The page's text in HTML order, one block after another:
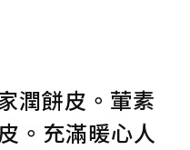
潤餅皮。葷素
。充滿暖心人